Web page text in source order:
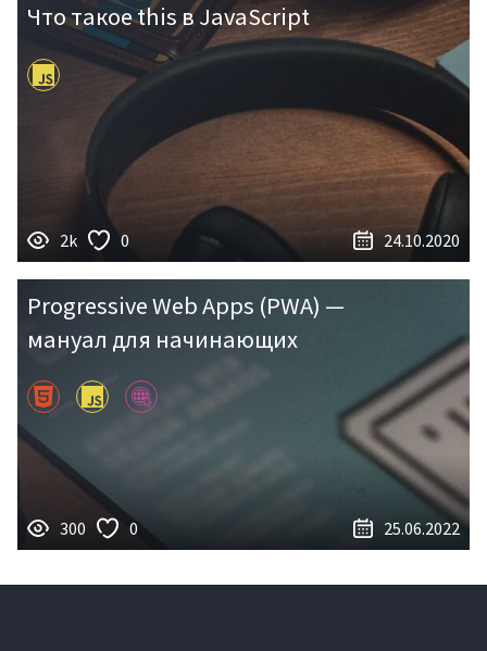
Что такое this в JavaScript
2k 0 24.10.2020
Progressive Web Apps (PWA) —
мануал для начинающих
300 0 25.06.2022